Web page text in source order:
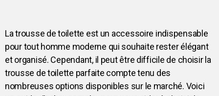
La trousse de toilette est un accessoire indispensable
pour tout homme moderne qui souhaite rester élégant
et organisé. Cependant, il peut être difficile de choisir la
trousse de toilette parfaite compte tenu des
nombreuses options disponibles sur le marché. Voici